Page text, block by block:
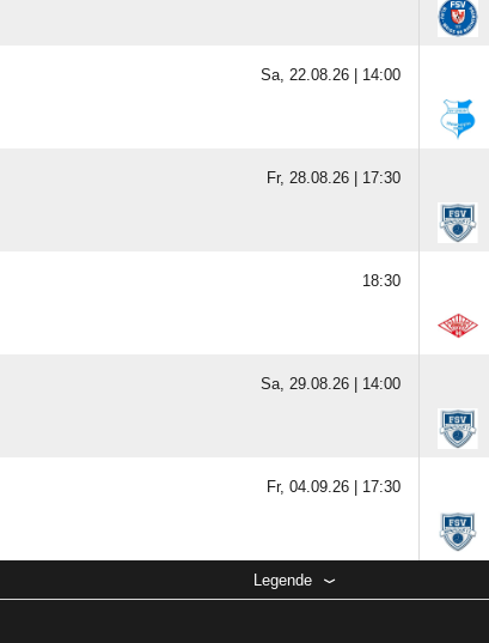
Sa, 22.08.26 | 14:00
Fr, 28.08.26 | 17:30
18:30
Sa, 29.08.26 | 14:00
Fr, 04.09.26 | 17:30
Legende